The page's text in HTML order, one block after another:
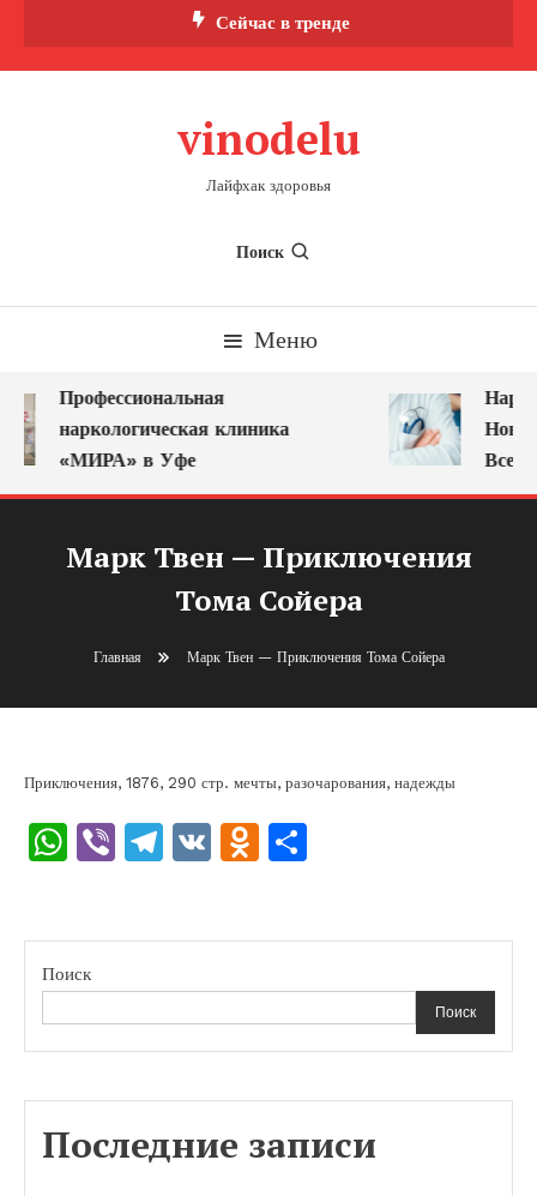
Сейчас в тренде
vinodelu
Лайфхак здоровья
Поиск
Меню
Профессиональная
наркологическая клиника
«МИРА» в Уфе
Марк Твен — Приключения
Тома Сойера
Главная Марк Твен — Приключения Тома Сойера
Приключения, 1876, 290 стр. мечты, разочарования, надежды
WhatsApp
ViberTelegram
VK Odnoklassniki
Поиск
Поиск
Последние записи